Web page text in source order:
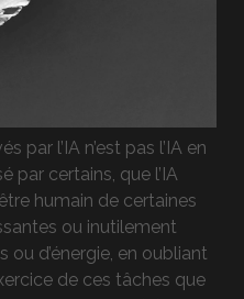
par l’IA n’est pas l’IA en
par certains, que l’IA
humain de certaines
ou inutilement
d’énergie, en oubliant
de ces tâches que